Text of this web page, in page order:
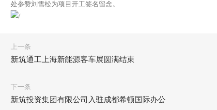
处参赞刘雪松为项目开工签名留念。
上一条
新筑通工上海新能源客车展圆满结束
下一条
新筑投资集团有限公司入驻成都希顿国际办公